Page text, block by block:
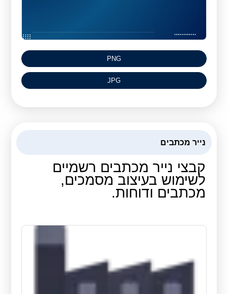
PNG
JPG
נייר מכתבים
קבצי נייר מכתבים רשמיים
לשימוש בעיצוב מסמכים,
מכתבים ודוחות.